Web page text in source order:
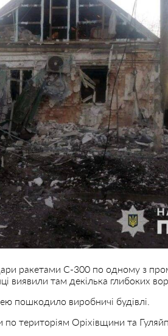
ракетами С-300 по одному з
виявили там декілька глибоких
пошкодило виробничі будівлі.
по територіям Оріхівщини та